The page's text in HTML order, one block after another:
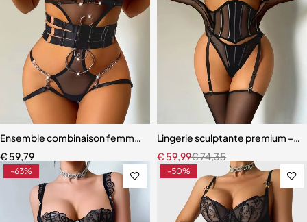
Ensemble combinaison femme – Maille ajourée avec ceinture
€ 59,79
Lingerie sculptante premium –
€74,35
€ 59,99
-63% -50%